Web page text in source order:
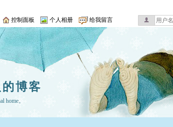
控制面板 个人相册 给我留言
博客
home。